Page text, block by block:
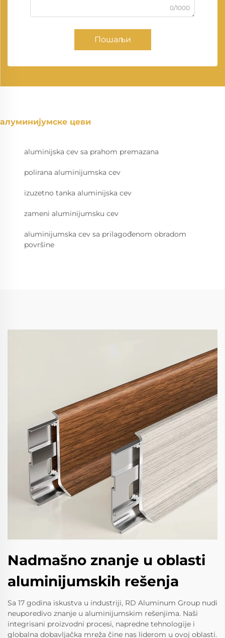
0/1000
Пошаљи
алуминијумске цеви
aluminijska cev sa prahom premazana
polirana aluminijumska cev
izuzetno tanka aluminijska cev
zameni aluminijumsku cev
aluminijumska cev sa prilagođenom obradom
površine
Nadmašno znanje u oblasti
aluminijumskih rešenja
Sa 17 godina iskustva u industriji, RD Aluminum Group nudi
neuporedivo znanje u aluminijumskim rešenjima. Naši
integrisani proizvodni procesi, napredne tehnologije i
globalna dobavljačka mreža čine nas liderom u ovoj oblasti.